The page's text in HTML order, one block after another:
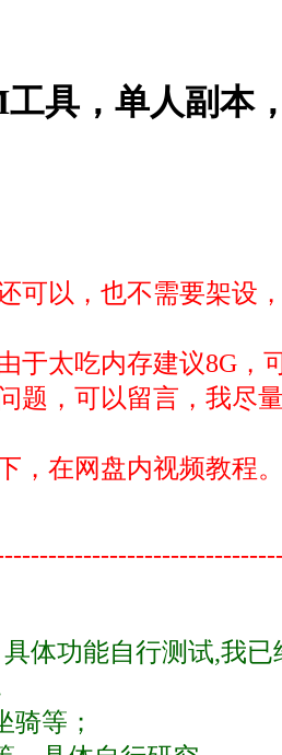
具，单人副本
可以，也不需要架设
于太吃内存建议8G
题，可以留言，我尽
，在网盘内视频教程。
体功能自行测试,我
等；